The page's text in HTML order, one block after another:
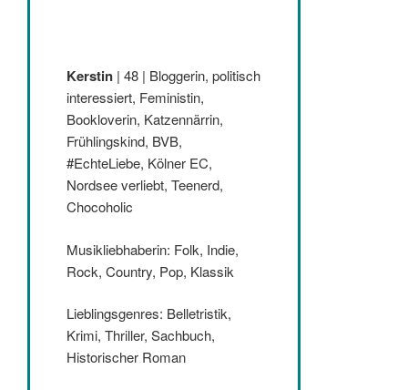
Kerstin | 48 | Bloggerin, politisch
interessiert, Feministin,
Bookloverin, Katzennärrin,
Frühlingskind, BVB,
#EchteLiebe, Kölner EC,
Nordsee verliebt, Teenerd,
Chocoholic
Musikliebhaberin: Folk, Indie,
Rock, Country, Pop, Klassik
Lieblingsgenres: Belletristik,
Krimi, Thriller, Sachbuch,
Historischer Roman